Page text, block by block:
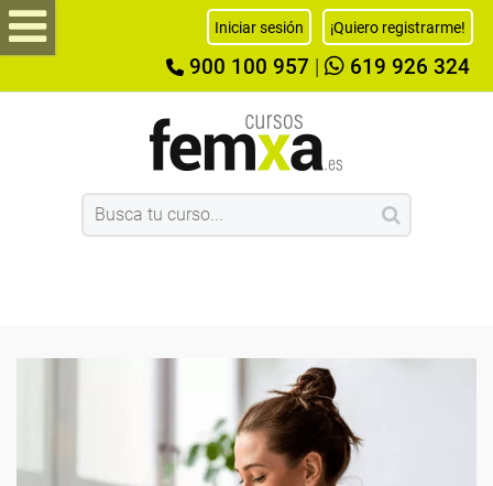
Iniciar sesión ¡Quiero registrarme!
900 100 957 619 926 324